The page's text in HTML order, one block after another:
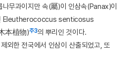
무과이지만 속(屬)이 인삼속(Panax)이
Eleutherococcus senticosus
本植物)주3의 뿌리인 것이다.
외한 전국에서 인삼이 산출되었고, 또